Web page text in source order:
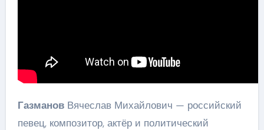
ГазмановВячеслав Михайлович — российский
певец, композитор, актёр и политический